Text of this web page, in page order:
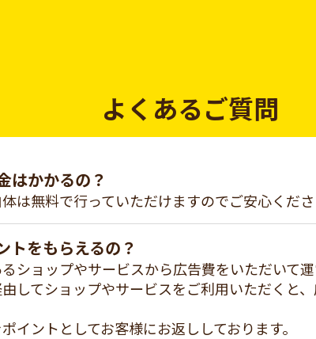
よくあるご質問
はかかるの？
は無料で行っていただけますのでご安心くださ
トをもらえるの？
ショップやサービスから広告費をいただいて運
してショップやサービスをご利用いただくと
イントとしてお客様にお返ししております。